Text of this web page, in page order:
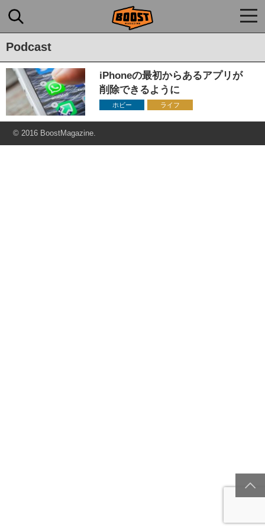
Podcast
iPhoneの最初からあるアプリが
削除できるように
ホビー ライフ
© 2016 BoostMagazine.